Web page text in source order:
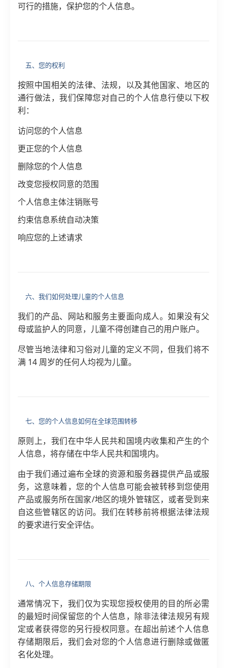
可行的措施，保护您的个人信息。
五、您的权利
按照中国相关的法律、法规，以及其他国家、地区的
通行做法，我们保障您对自己的个人信息行使以下权
利：
访问您的个人信息
更正您的个人信息
删除您的个人信息
改变您授权同意的范围
个人信息主体注销账号
约束信息系统自动决策
响应您的上述请求
六、我们如何处理儿童的个人信息
我们的产品、网站和服务主要面向成人。如果没有父
母或监护人的同意，儿童不得创建自己的用户账户。
尽管当地法律和习俗对儿童的定义不同，但我们将不
满 14 周岁的任何人均视为儿童。
七、您的个人信息如何在全球范围转移
原则上，我们在中华人民共和国境内收集和产生的个
人信息，将存储在中华人民共和国境内。
由于我们通过遍布全球的资源和服务器提供产品或服
务，这意味着，您的个人信息可能会被转移到您使用
产品或服务所在国家/地区的境外管辖区，或者受到来
自这些管辖区的访问。我们在转移前将根据法律法规
的要求进行安全评估。
八、个人信息存储期限
通常情况下，我们仅为实现您授权使用的目的所必需
的最短时间保留您的个人信息，除非法律法规另有规
定或者获得您的另行授权同意。在超出前述个人信息
存储期限后，我们会对您的个人信息进行删除或做匿
名化处理。